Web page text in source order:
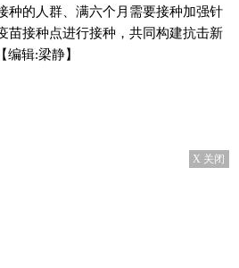
种的人群、满六个月需要接种加强针
苗接种点进行接种，共同构建抗击新
【编辑:梁静】
X 关闭